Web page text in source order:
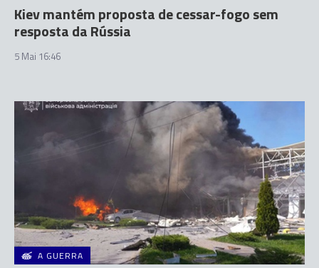
Kiev mantém proposta de cessar-fogo sem
resposta da Rússia
5 Mai 16:46
A GUERRA